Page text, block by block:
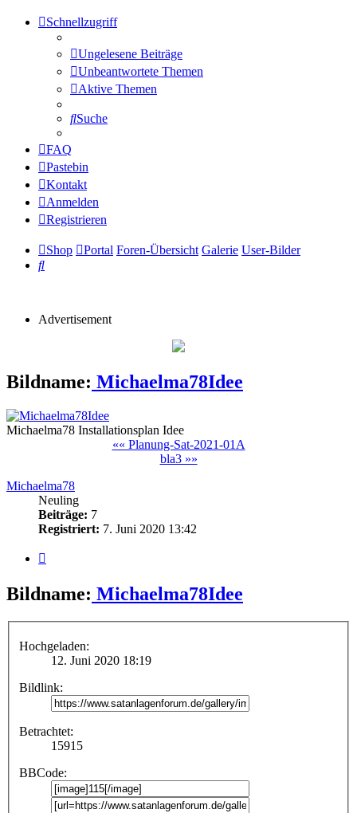
Schnellzugriff
Ungelesene Beiträge
Unbeantwortete Themen
Aktive Themen
Suche
FAQ
Pastebin
Kontakt
Anmelden
Registrieren
Shop Portal Foren-Übersicht Galerie User-Bilder
Suche
Advertisement
Bildname: Michaelma78Idee
Michaelma78 Installationsplan Idee
«« Planung-Sat-2021-01A
bla3 »»
Michaelma78
Neuling
Beiträge: 7
Registriert: 7. Juni 2020 13:42
Bildname: Michaelma78Idee
Hochgeladen:
12. Juni 2020 18:19
Bildlink:
Betrachtet:
15915
BBCode: